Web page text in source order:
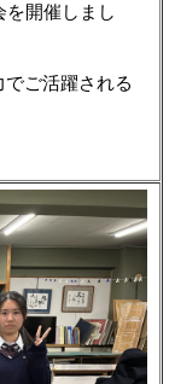
を開催しまし
ご活躍される